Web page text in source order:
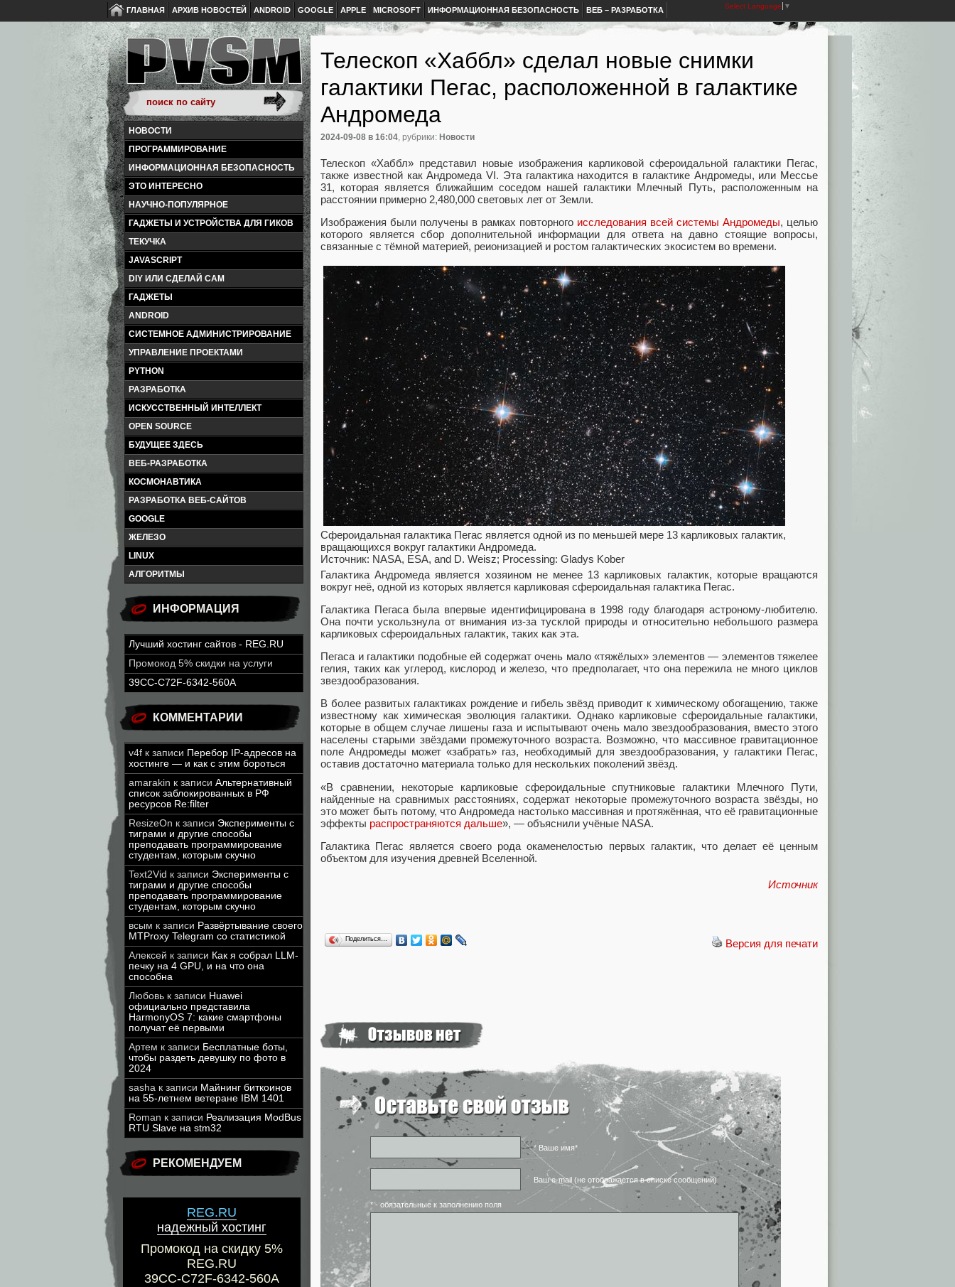
ГЛАВНАЯ АРХИВ НОВОСТЕЙ ANDROID GOOGLE APPLE MICROSOFT ИНФОРМАЦИОННАЯ БЕЗОПАСНОСТЬ ВЕБ – РАЗРАБОТКА Select Language ▼
НОВОСТИ
ПРОГРАММИРОВАНИЕ
ИНФОРМАЦИОННАЯ БЕЗОПАСНОСТЬ
ЭТО ИНТЕРЕСНО
НАУЧНО-ПОПУЛЯРНОЕ
ГАДЖЕТЫ И УСТРОЙСТВА ДЛЯ ГИКОВ
ТЕКУЧКА
JAVASCRIPT
DIY ИЛИ СДЕЛАЙ САМ
ГАДЖЕТЫ
ANDROID
СИСТЕМНОЕ АДМИНИСТРИРОВАНИЕ
УПРАВЛЕНИЕ ПРОЕКТАМИ
PYTHON
РАЗРАБОТКА
ИСКУССТВЕННЫЙ ИНТЕЛЛЕКТ
OPEN SOURCE
БУДУЩЕЕ ЗДЕСЬ
ВЕБ-РАЗРАБОТКА
КОСМОНАВТИКА
РАЗРАБОТКА ВЕБ-САЙТОВ
GOOGLE
ЖЕЛЕЗО
LINUX
АЛГОРИТМЫ
ИНФОРМАЦИЯ
Лучший хостинг сайтов - REG.RU
Промокод 5% скидки на услуги
39CC-C72F-6342-560A
КОММЕНТАРИИ
v4f к записи Перебор IP-адресов на
хостинге — и как с этим бороться
amarakin к записи Альтернативный
список заблокированных в РФ
ресурсов Re:filter
ResizeOn к записи Эксперименты с
тиграми и другие способы
преподавать программирование
студентам, которым скучно
Text2Vid к записи Эксперименты с
тиграми и другие способы
преподавать программирование
студентам, которым скучно
всым к записи Развёртывание своего
MTProxy Telegram со статистикой
Алексей к записи Как я собрал LLM-
печку на 4 GPU, и на что она
способна
Любовь к записи Huawei
официально представила
HarmonyOS 7: какие смартфоны
получат её первыми
Артем к записи Бесплатные боты,
чтобы раздеть девушку по фото в
2024
sasha к записи Майнинг биткоинов
на 55-летнем ветеране IBM 1401
Roman к записи Реализация ModBus
RTU Slave на stm32
РЕКОМЕНДУЕМ
REG.RU
надежный хостинг
Промокод на скидку 5%
REG.RU
39CC-C72F-6342-560A
Телескоп «Хаббл» сделал новые снимки
галактики Пегас, расположенной в галактике
Андромеда
2024-09-08 в 16:04, рубрики: Новости
Телескоп «Хаббл» представил новые изображения карликовой сфероидальной галактики Пегас,
также известной как Андромеда VI. Эта галактика находится в галактике Андромеды, или Мессье
31, которая является ближайшим соседом нашей галактики Млечный Путь, расположенным на
расстоянии примерно 2,480,000 световых лет от Земли.
Изображения были получены в рамках повторного исследования всей системы Андромеды, целью
которого является сбор дополнительной информации для ответа на давно стоящие вопросы,
связанные с тёмной материей, реионизацией и ростом галактических экосистем во времени.
Сфероидальная галактика Пегас является одной из по меньшей мере 13 карликовых галактик,
вращающихся вокруг галактики Андромеда.
Источник: NASA, ESA, and D. Weisz; Processing: Gladys Kober
Галактика Андромеда является хозяином не менее 13 карликовых галактик, которые вращаются
вокруг неё, одной из которых является карликовая сфероидальная галактика Пегас.
Галактика Пегаса была впервые идентифицирована в 1998 году благодаря астроному-любителю.
Она почти ускользнула от внимания из-за тусклой природы и относительно небольшого размера
карликовых сфероидальных галактик, таких как эта.
Пегаса и галактики подобные ей содержат очень мало «тяжёлых» элементов — элементов тяжелее
гелия, таких как углерод, кислород и железо, что предполагает, что она пережила не много циклов
звездообразования.
В более развитых галактиках рождение и гибель звёзд приводит к химическому обогащению, также
известному как химическая эволюция галактики. Однако карликовые сфероидальные галактики,
которые в общем случае лишены газа и испытывают очень мало звездообразования, вместо этого
населены старыми звёздами промежуточного возраста. Возможно, что массивное гравитационное
поле Андромеды может «забрать» газ, необходимый для звездообразования, у галактики Пегас,
оставив достаточно материала только для нескольких поколений звёзд.
«В сравнении, некоторые карликовые сфероидальные спутниковые галактики Млечного Пути,
найденные на сравнимых расстояниях, содержат некоторые промежуточного возраста звёзды, но
это может быть потому, что Андромеда настолько массивная и протяжённая, что её гравитационные
эффекты распространяются дальше», — объяснили учёные NASA.
Галактика Пегас является своего рода окаменелостью первых галактик, что делает её ценным
объектом для изучения древней Вселенной.
Источник
Версия для печати
Поделиться…
* Ваше имя*
Ваш e-mail (не отображается в списке сообщений)
* - обязательные к заполнению поля